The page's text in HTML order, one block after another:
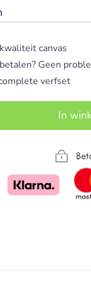
canvas
Geen
verfset
In